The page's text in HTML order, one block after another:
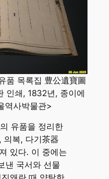
품 목록집 豊公遺寶圖
인쇄, 1832년, 종이에
역사박물관>
유품을 정리한
의복, 다기茶器
있다. 이 중에는
낸 국서와 선물